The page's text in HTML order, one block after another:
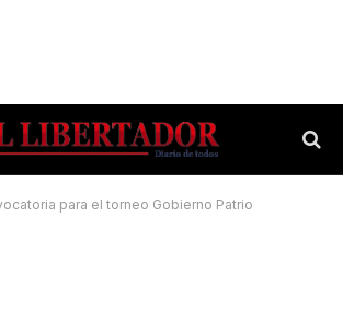
para el torneo Gobierno Patrio